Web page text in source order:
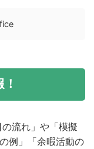
流れ」や「模擬
例」「余暇活動の